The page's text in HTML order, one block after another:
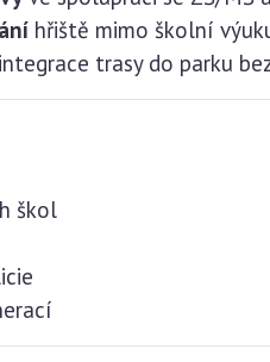
hřiště mimo školní
trasy do parku
škol